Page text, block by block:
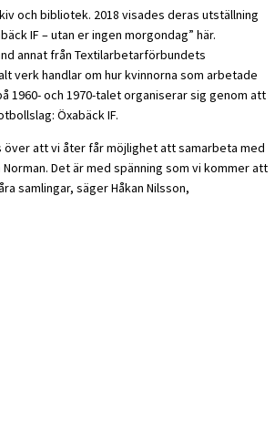
och bibliotek. 2018 visades deras utställning
IF – utan er ingen morgondag” här.
annat från Textilarbetarförbundets
verk handlar om hur kvinnorna som arbetade
1960- och 1970-talet organiserar sig genom att
Öxabäck IF.
över att vi åter får möjlighet att samarbeta med
Norman. Det är med spänning som vi kommer att
samlingar, säger Håkan Nilsson,